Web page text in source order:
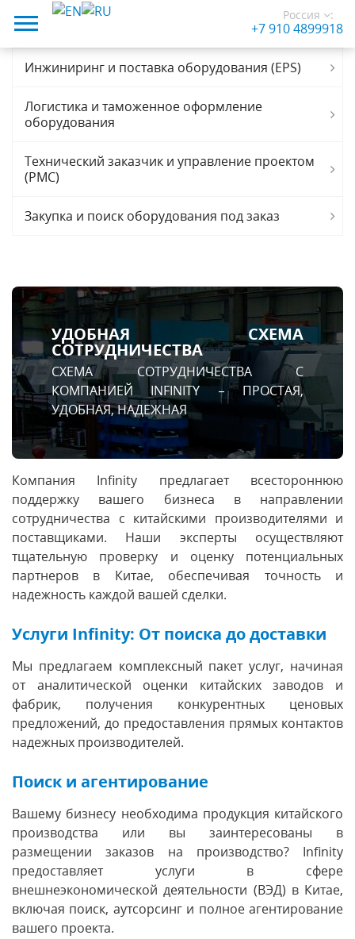
Россия
+7 910 4899918
:
Инжиниринг и поставка оборудования (EPS)
Логистика и таможенное оформление
оборудования
Технический заказчик и управление проектом
(PMC)
Закупка и поиск оборудования под заказ
УДОБНАЯ СХЕМА
СОТРУДНИЧЕСТВА
СХЕМА СОТРУДНИЧЕСТВА С
КОМПАНИЕЙ INFINITY – ПРОСТАЯ,
УДОБНАЯ, НАДЕЖНАЯ
Компания Infinity предлагает всестороннюю
поддержку вашего бизнеса в направлении
сотрудничества с китайскими производителями и
поставщиками. Наши эксперты осуществляют
тщательную проверку и оценку потенциальных
партнеров в Китае, обеспечивая точность и
надежность каждой вашей сделки.
Услуги Infinity: От поиска до доставки
Мы предлагаем комплексный пакет услуг, начиная
от аналитической оценки китайских заводов и
фабрик, получения конкурентных ценовых
предложений, до предоставления прямых контактов
надежных производителей.
Поиск и агентирование
Вашему бизнесу необходима продукция китайского
производства или вы заинтересованы в
размещении заказов на производство? Infinity
предоставляет услуги в сфере
внешнеэкономической деятельности (ВЭД) в Китае,
включая поиск, аутсорсинг и полное агентирование
вашего проекта.